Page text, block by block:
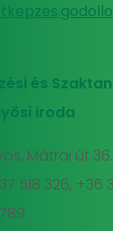
és
iroda
Mátrai út 36.
518 326, +36